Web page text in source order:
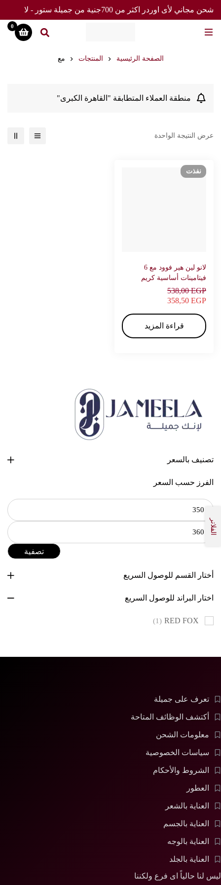
شحن مجاني لأى اوردر اكثر من 700جنية من جميلة ستور - لا
تفوت العرض
0
الصفحة الرئيسية المنتجات مع
تصنيف بالسعر
الفرز حسب السعر
تصفية
أختار القسم للوصول السريع
اختار البراند للوصول السريع
RED FOX
(1)
الفلاتر
منطقة العملاء المتطابقة "القاهرة الكبرى"
عرض النتيجة الواحدة
نفذت
لانو لين هير فوود مع 6
فيتامينات أساسية كريم
للشعر 227 جرام – رد فوكس538,00EGP
358,50 EGP
قراءة المزيد
تعرف على جميلة
أكتشف الوظائف المتاحة
معلومات الشحن
سياسات الخصوصية
الشروط والأحكام
العطور
العناية بالشعر
العناية بالجسم
العناية بالوجه
العناية بالجلد
ليس لنا حالياً اى فرع ولكننا